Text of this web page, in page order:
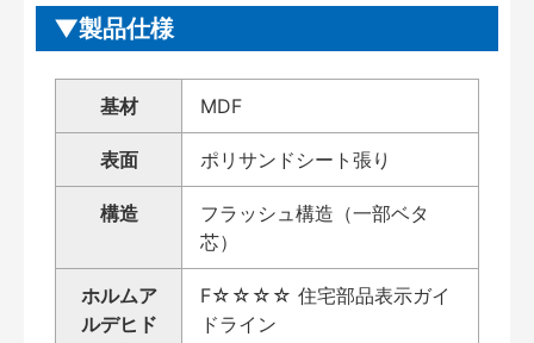
製品仕様
基材 MDF
表面 ポリサンドシート張り
構造
フラッシュ構造（一部ベタ
芯）
ホルムア
ルデヒド
F☆☆☆☆ 住宅部品表示ガイ
ドライン